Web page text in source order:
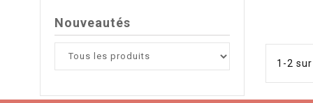
Nouveautés
1-2